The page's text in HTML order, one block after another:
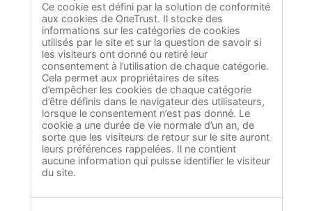
Ce cookie est défini par la solution de conformité
aux cookies de OneTrust. Il stocke des
informations sur les catégories de cookies
utilisés par le site et sur la question de savoir si
les visiteurs ont donné ou retiré leur
consentement à l’utilisation de chaque catégorie.
Cela permet aux propriétaires de sites
d’empêcher les cookies de chaque catégorie
d’être définis dans le navigateur des utilisateurs,
lorsque le consentement n’est pas donné. Le
cookie a une durée de vie normale d’un an, de
sorte que les visiteurs de retour sur le site auront
leurs préférences rappelées. Il ne contient
aucune information qui puisse identifier le visiteur
du site.